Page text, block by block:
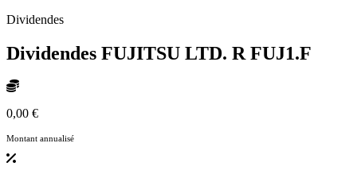
Dividendes
Dividendes FUJITSU LTD. R FUJ1.F
0,00 €
Montant annualisé